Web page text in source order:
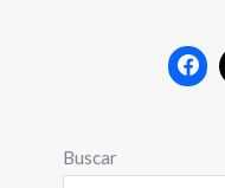
Buscar